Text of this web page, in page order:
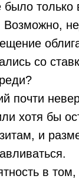
только
со
почти
хотя бы
и
в